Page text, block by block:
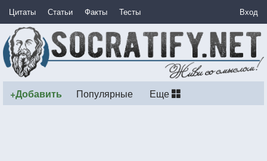
Цитаты Статьи Факты Тесты Вход
+Добавить Популярные Еще